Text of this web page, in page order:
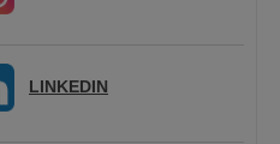
LINKEDIN